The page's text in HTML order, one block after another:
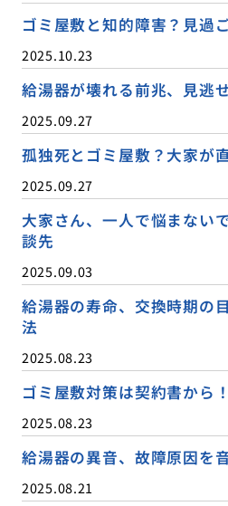
ゴミ屋敷と知的障害？見過
2025.10.23
給湯器が壊れる前兆、見逃
2025.09.27
孤独死とゴミ屋敷？大家が
2025.09.27
大家さん、一人で悩まない
談先
2025.09.03
給湯器の寿命、交換時期の
法
2025.08.23
ゴミ屋敷対策は契約書から
2025.08.23
給湯器の異音、故障原因を
2025.08.21